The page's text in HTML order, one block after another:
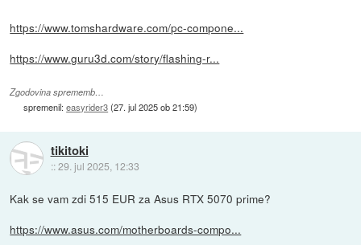
https://www.tomshardware.com/pc-compone...
https://www.guru3d.com/story/flashing-r...
Zgodovina sprememb…
spremenil:easyrider3(27. jul 2025 ob 21:59)
tikitoki
::29. jul 2025, 12:33
Kak se vam zdi 515 EUR za Asus RTX 5070 prime?
https://www.asus.com/motherboards-compo...